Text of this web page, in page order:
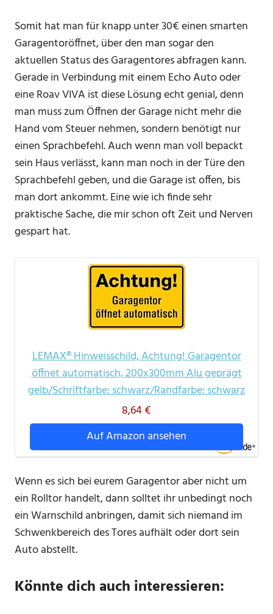
Somit hat man für knapp unter 30€ einen smarten
Garagentoröffnet, über den man sogar den
aktuellen Status des Garagentores abfragen kann.
Gerade in Verbindung mit einem Echo Auto oder
eine Roav VIVA ist diese Lösung echt genial, denn
man muss zum Öffnen der Garage nicht mehr die
Hand vom Steuer nehmen, sondern benötigt nur
einen Sprachbefehl. Auch wenn man voll bepackt
sein Haus verlässt, kann man noch in der Türe den
Sprachbefehl geben, und die Garage ist offen, bis
man dort ankommt. Eine wie ich finde sehr
praktische Sache, die mir schon oft Zeit und Nerven
gespart hat.
LEMAX® Hinweisschild, Achtung! Garagentor
öffnet automatisch, 200x300mm Alu geprägt
gelb/Schriftfarbe: schwarz/Randfarbe: schwarz
8,64 €
Auf Amazon ansehen
Wenn es sich bei eurem Garagentor aber nicht um
ein Rolltor handelt, dann solltet ihr unbedingt noch
ein Warnschild anbringen, damit sich niemand im
Schwenkbereich des Tores aufhält oder dort sein
Auto abstellt.
Könnte dich auch interessieren: